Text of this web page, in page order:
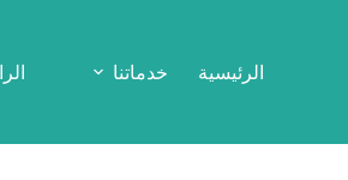
الرئيسية خدماتنا